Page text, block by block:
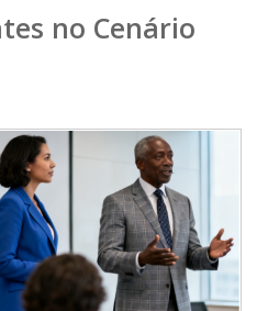
no Cenário